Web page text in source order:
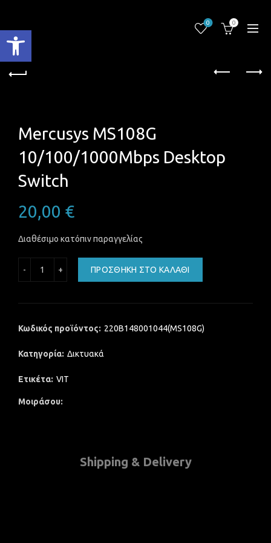
Ανοίξτε τη γραμμή εργαλείων
0 0
Mercusys MS108G
10/100/1000Mbps Desktop
Switch
20,00 €
Διαθέσιμο κατόπιν παραγγελίας
ΠΡΟΣΘΉΚΗ ΣΤΟ ΚΑΛΆΘΙ
Κωδικός προϊόντος: 220B148001044(MS108G)
Κατηγορία: Δικτυακά
Ετικέτα: VIT
Μοιράσου
Shipping & Delivery